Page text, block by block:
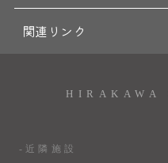
関連リンク
HIRAKAWA
-近隣施設